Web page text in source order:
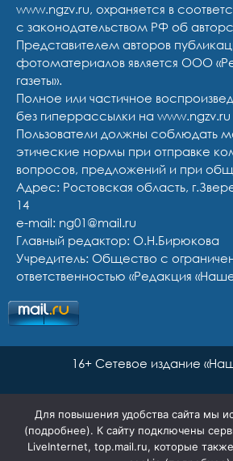
www.ngzv.ru, охраняется в
с законодательством РФ об
Представителем авторов
фотоматериалов является ООО
газеты».
Полное или частичное
без гиперрассылки на
Пользователи должны соблюдать
этические нормы при отправке
вопросов, предложений и при
Адрес: Ростовская область,
14
e-mail: ng01@mail.ru
Главный редактор: О.Н.Бирюкова
Учредитель: Общество с
ответственностью «Редакция
16+ Сетевое издание
Для повышения удобства сайта мы
(подробнее). К сайту подключены
LiveInternet, top.mail.ru, которые